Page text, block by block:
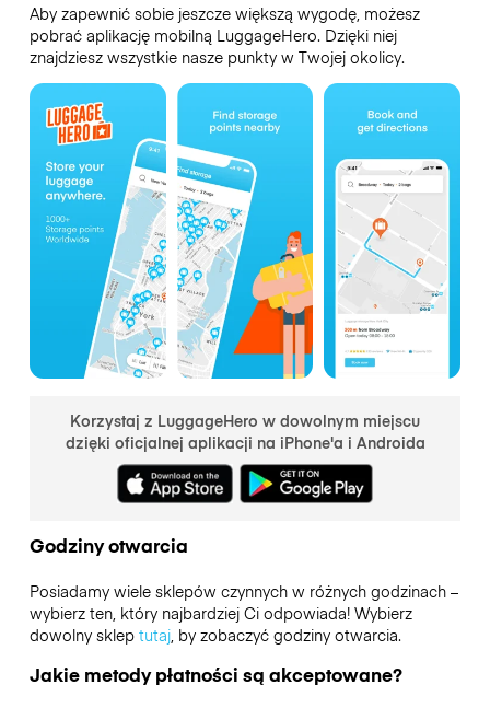
Aby zapewnić sobie jeszcze większą wygodę, możesz
pobrać aplikację mobilną LuggageHero. Dzięki niej
znajdziesz wszystkie nasze punkty w Twojej okolicy.
Korzystaj z LuggageHero w dowolnym miejscu
dzięki oficjalnej aplikacji na iPhone'a i Androida
Godziny otwarcia
Posiadamy wiele sklepów czynnych w różnych godzinach –
wybierz ten, który najbardziej Ci odpowiada! Wybierz
dowolny sklep tutaj, by zobaczyć godziny otwarcia.
Jakie metody płatności są akceptowane?